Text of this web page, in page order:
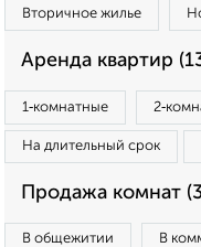
Вторичное жилье
Аренда квартир
1‑комнатные
На длительный срок
Продажа комнат
В общежитии В